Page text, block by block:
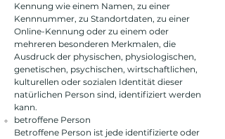
Kennung wie einem Namen, zu einer
Kennnummer, zu Standortdaten, zu einer
Online-Kennung oder zu einem oder
mehreren besonderen Merkmalen, die
Ausdruck der physischen, physiologischen,
genetischen, psychischen, wirtschaftlichen,
kulturellen oder sozialen Identität dieser
natürlichen Person sind, identifiziert werden
kann.
betroffene Person
Betroffene Person ist jede identifizierte oder